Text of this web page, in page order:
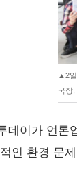
▲2
국장,
데이가 언론
인 환경 문